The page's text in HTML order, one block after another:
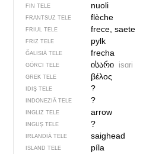
FIN TELE nuoli
FRANTSUZ TELE flèche
FRIUL TELE frece, saete
FRIZ TELE pylk
ĞALISIÄ TELE frecha
GÖRCI TELE ისარი isɑri
GREK TELE βέλος
IDIŞ TELE ?
INDONEZIÄ TELE ?
INGLIZ TELE arrow
INGUŞ TELE ?
IRLANDIÄ TELE saighead
ISLAND TELE píla